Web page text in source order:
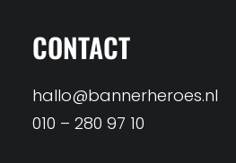
CONTACT
hallo@bannerheroes.nl
010 – 280 97 10